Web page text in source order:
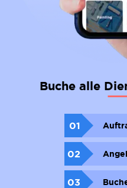
Buche alle
01
02
03